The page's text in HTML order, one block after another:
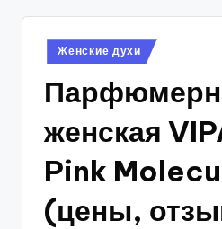
Опубликовано
в
Женские духи
женская
Pink
(цены,